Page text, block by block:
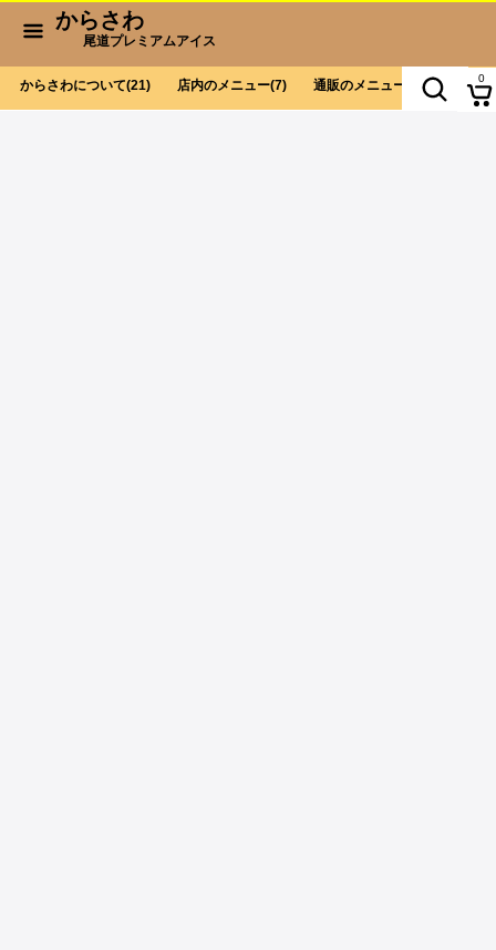
からさわ
尾道プレミアムアイス
からさわについて(21) 店内のメニュー(7) 通販のメニュー (9) お会計
0